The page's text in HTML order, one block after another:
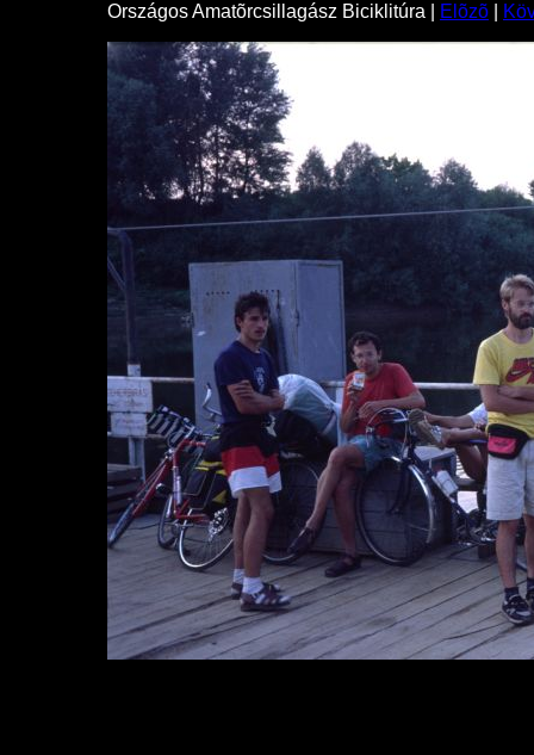
Országos Amatõrcsillagász Biciklitúra | Elõzõ